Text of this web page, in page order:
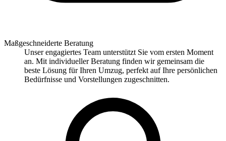
Maßgeschneiderte Beratung
Unser engagiertes Team unterstützt Sie vom ersten Moment
an. Mit individueller Beratung finden wir gemeinsam die
beste Lösung für Ihren Umzug, perfekt auf Ihre persönlichen
Bedürfnisse und Vorstellungen zugeschnitten.